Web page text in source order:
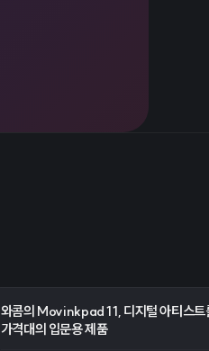
와콤의 Movinkpad 11, 디지털 아티스트
가격대의 입문용 제품